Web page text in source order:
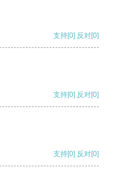
支持[0] 反对[0]
支持[0] 反对[0]
支持[0] 反对[0]